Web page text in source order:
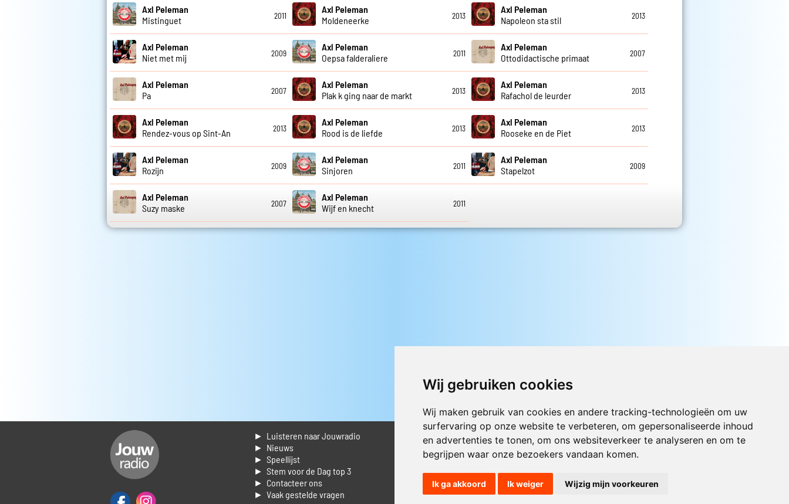
Wij gebruiken cookies
Wij maken gebruik van cookies en andere tracking-technologieën om uw
surfervaring op onze website te verbeteren, om gepersonaliseerde inhoud
en advertenties te tonen, om ons websiteverkeer te analyseren en om te
begrijpen waar onze bezoekers vandaan komen.
Ik ga akkoord Ik weiger Wijzig mijn voorkeuren
Axl Peleman
Mistinguet
2011
Axl Peleman
Moldeneerke
2013
Axl Peleman
Napoleon sta stil
2013
Axl Peleman
Niet met mij
2009
Axl Peleman
Oepsa falderaliere
2011
Axl Peleman
Ottodidactische primaat
2007
Axl Peleman
Pa
2007
Axl Peleman
Plak k ging naar de markt
2013
Axl Peleman
Rafachol de leurder
2013
Axl Peleman
Rendez-vous op Sint-An
2013
Axl Peleman
Rood is de liefde
2013
Axl Peleman
Rooseke en de Piet
2013
Axl Peleman
Rozijn
2009
Axl Peleman
Sinjoren
2011
Axl Peleman
Stapelzot
2009
Axl Peleman
Suzy maske
2007
Axl Peleman
Wijf en knecht
2011
► Luisteren naar Jouwradio
► Nieuws
► Speellijst
► Stem voor de Dag top 3
► Contacteer ons
► Vaak gestelde vragen
► Livestream informatie
► Muziek opzoeken
► Vlaamse 100 Aller tijden
► De 50 beste van...
► Adverteren op Jouwradio
► Cookie voorkeuren wijzigen
Luister nu naar Jouwradio! De beste
Nederlandstalige muziek uit de lage
landen hoor je hier al 20 jaar. In
digitale kwaliteit op je laptop, tablet
of smartphone.